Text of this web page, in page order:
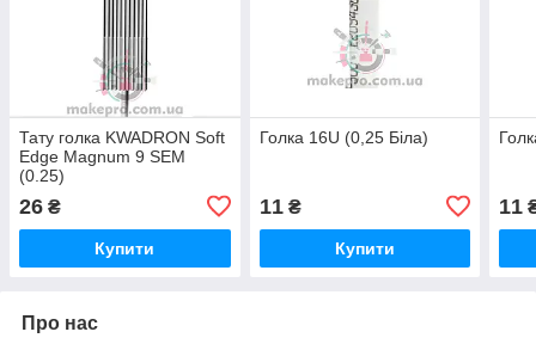
Тату голка KWADRON Soft
Edge Magnum 9 SEM
(0.25)
26 ₴
Купити
Голка 16U (0,25 Біла)
11₴
Купити
11
Про нас